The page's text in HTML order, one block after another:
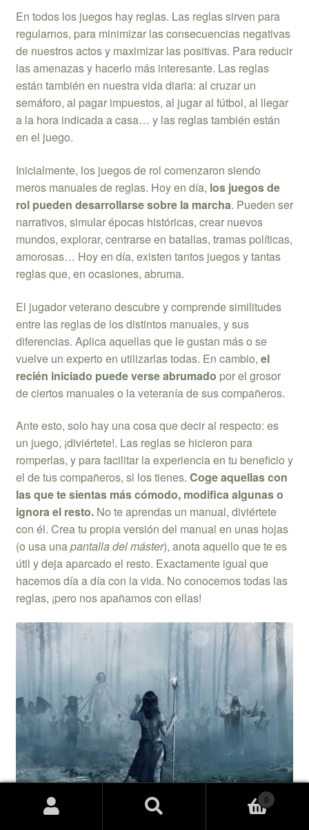
En todos los juegos hay reglas. Las reglas sirven para
regularnos, para minimizar las consecuencias negativas
de nuestros actos y maximizar las positivas. Para reducir
las amenazas y hacerlo más interesante. Las reglas
están también en nuestra vida diaria: al cruzar un
semáforo, al pagar impuestos, al jugar al fútbol, al llegar
a la hora indicada a casa… y las reglas también están
en el juego.
Inicialmente, los juegos de rol comenzaron siendo
meros manuales de reglas. Hoy en día, los juegos de
rol pueden desarrollarse sobre la marcha. Pueden ser
narrativos, simular épocas históricas, crear nuevos
mundos, explorar, centrarse en batallas, tramas políticas,
amorosas… Hoy en día, existen tantos juegos y tantas
reglas que, en ocasiones, abruma.
El jugador veterano descubre y comprende similitudes
entre las reglas de los distintos manuales, y sus
diferencias. Aplica aquellas que le gustan más o se
vuelve un experto en utilizarlas todas. En cambio, el
recién iniciado puede verse abrumado por el grosor
de ciertos manuales o la veteranía de sus compañeros.
Ante esto, solo hay una cosa que decir al respecto: es
un juego, ¡diviértete!. Las reglas se hicieron para
romperlas, y para facilitar la experiencia en tu beneficio y
el de tus compañeros, si los tienes. Coge aquellas con
las que te sientas más cómodo, modifica algunas o
ignora el resto.No te aprendas un manual, diviértete
con él. Crea tu propia versión del manual en unas hojas
(o usa unapantalla del máster), anota aquello que te es
útil y deja aparcado el resto. Exactamente igual que
hacemos día a día con la vida. No conocemos todas las
reglas, ¡pero nos apañamos con ellas!
0